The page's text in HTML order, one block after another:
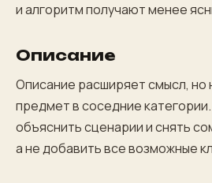
и алгоритм получают менее
Описание
Описание расширяет смысл, но
предмет в соседние
объяснить сценарии и снять
а не добавить все возможные